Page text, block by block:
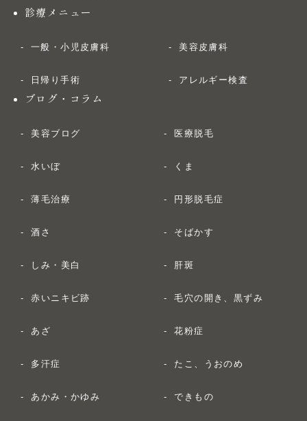
診療メニュー
一般・小児皮膚科 美容皮膚科
日帰り手術
アレルギー検査
ブログ・コラム
美容ブログ 医療脱毛
水いぼ くま
薄毛治療 円形脱毛症
酒さ そばかす
しみ・美白 肝斑
赤いニキビ跡 毛穴の開き、黒ずみ
あざ 花粉症
多汗症 たこ、うおのめ
あかみ・かゆみ できもの